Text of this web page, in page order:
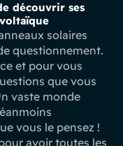
découvrir ses
solaires
questionnement.
et pour vous
que vous
vaste monde
vous le pensez !
avoir toutes les